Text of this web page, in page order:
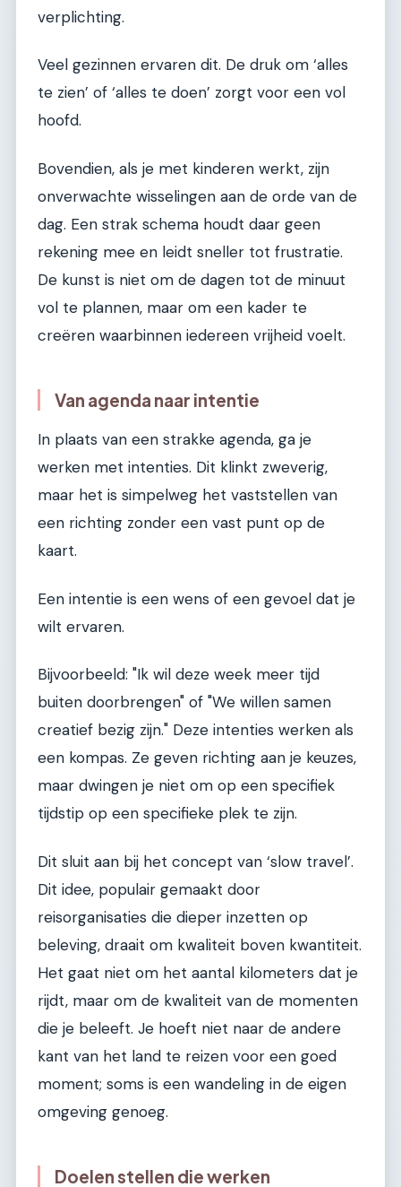
verplichting.
Veel gezinnen ervaren dit. De druk om ‘alles
te zien’ of ‘alles te doen’ zorgt voor een vol
hoofd.
Bovendien, als je met kinderen werkt, zijn
onverwachte wisselingen aan de orde van de
dag. Een strak schema houdt daar geen
rekening mee en leidt sneller tot frustratie.
De kunst is niet om de dagen tot de minuut
vol te plannen, maar om een kader te
creëren waarbinnen iedereen vrijheid voelt.
Van agenda naar intentie
In plaats van een strakke agenda, ga je
werken met intenties. Dit klinkt zweverig,
maar het is simpelweg het vaststellen van
een richting zonder een vast punt op de
kaart.
Een intentie is een wens of een gevoel dat je
wilt ervaren.
Bijvoorbeeld: "Ik wil deze week meer tijd
buiten doorbrengen" of "We willen samen
creatief bezig zijn." Deze intenties werken als
een kompas. Ze geven richting aan je keuzes,
maar dwingen je niet om op een specifiek
tijdstip op een specifieke plek te zijn.
Dit sluit aan bij het concept van ‘slow travel’.
Dit idee, populair gemaakt door
reisorganisaties die dieper inzetten op
beleving, draait om kwaliteit boven kwantiteit.
Het gaat niet om het aantal kilometers dat je
rijdt, maar om de kwaliteit van de momenten
die je beleeft. Je hoeft niet naar de andere
kant van het land te reizen voor een goed
moment; soms is een wandeling in de eigen
omgeving genoeg.
Doelen stellen die werken